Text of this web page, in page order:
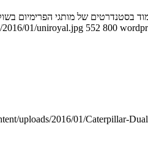
בסטנדרטים של מותגי הפרימיום
01/uniroyal.jpg 552 800
uploads/2016/01/Caterpillar-